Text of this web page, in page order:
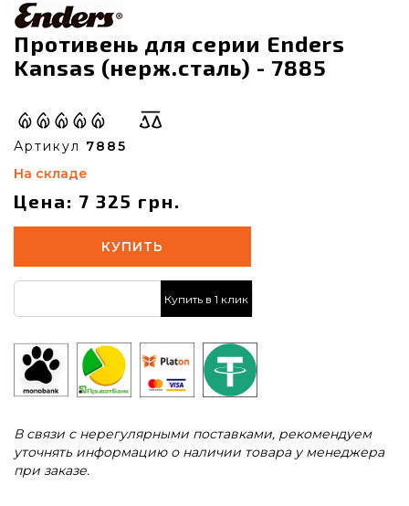
Противень для серии Enders
Kansas (нерж.сталь) - 7885
Артикул 7885
На складе
Цена: 7 325 грн.
КУПИТЬ
Купить в 1 клик
В связи с нерегулярными поставками, рекомендуем
уточнять информацию о наличии товара у менеджера
при заказе.